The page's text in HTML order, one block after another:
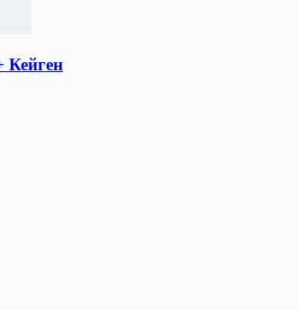
Кейген